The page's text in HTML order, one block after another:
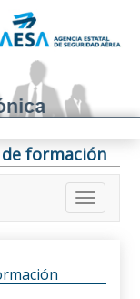
formación